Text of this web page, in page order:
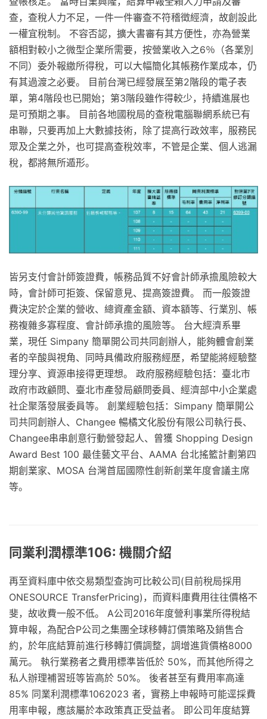
查，查稅人力不足，一件一件審查不符稽徵經濟，故創設此
一權宜稅制。 不容否認，擴大書審有其方便性，亦為營業
額相對較小之微型企業所需要，按營業收入之6％（各業別
不同）委外報繳所得稅，可以大幅簡化其帳務作業成本，仍
有其過渡之必要。 目前台灣已經發展至第2階段的電子表
單，第4階段也已開始；第3階段雖作得較少，持續進展也
是可預期之事。 目前各地國稅局的查稅電腦聯網系統已有
串聯，只要再加上大數據技術，除了提高行政效率，服務民
眾及企業之外，也可提高查稅效率，不管是企業、個人逃漏
稅，都將無所遁形。
皆另支付會計師簽證費，帳務品質不好會計師承擔風險較大
時，會計師可拒簽、保留意見、提高簽證費。 而一般簽證
費決定於企業的營收、總資產金額、資本額等、行業別、帳
務複雜多寡程度、會計師承擔的風險等。 台大經濟系畢
業，現任 Simpany 簡單開公司共同創辦人，能夠體會創業
者的辛酸與視角、同時具備政府服務經歷，希望能將經驗整
理分享、資源串接得更理想。 政府服務經驗包括：臺北市
政府市政顧問、臺北市產發局顧問委員、經濟部中小企業處
社企聚落發展委員等。 創業經驗包括：Simpany 簡單開公
司共同創辦人、Changee 暢橘文化股份有限公司執行長、
Changee串串創意行動營發起人、曾獲 Shopping Design
Award Best 100 最佳藝文平台、AAMA 台北搖籃計劃第四
期創業家、MOSA 台灣首屆國際性創新創業年度會議主席
等。
同業利潤標準106: 機關介紹
再至資料庫中依交易類型查詢可比較公司(目前稅局採用
ONESOURCE TransferPricing)，而資料庫費用往往價格不
斐，故收費一般不低。 A公司2016年度營利事業所得稅結
算申報，為配合P公司之集團全球移轉訂價策略及銷售合
約，於年底結算前進行移轉訂價調整，調增進貨價格8000
萬元。 執行業務者之費用標準皆低於 50%，而其他所得之
私人辦理補習班等皆高於 50%。 後者甚至有費用率高達
85% 同業利潤標準1062023 者，實務上申報時可能逕採費
用率申報，應該屬於本政策真正受益者。 即公司年度結算